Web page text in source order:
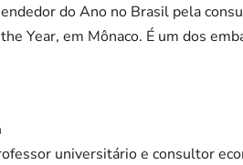
do Ano no Brasil pela
Year, em Mônaco. É um dos
universitário e consultor